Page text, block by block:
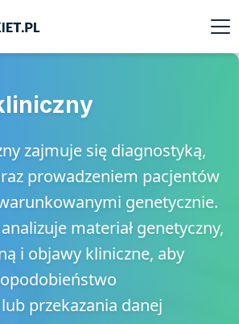
zajmuje się diagnostyką,
prowadzeniem pacjentów
genetycznie.
materiał genetyczny,
i objawy kliniczne, aby
przekazania danej